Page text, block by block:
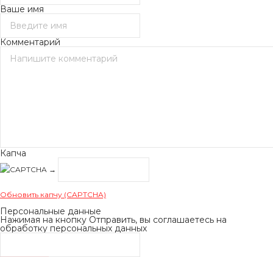
Ваше имя
Комментарий
Капча
→
Обновить капчу (CAPTCHA)
Персональные данные
Нажимая на кнопку Отправить, вы соглашаетесь на
обработку персональных данных